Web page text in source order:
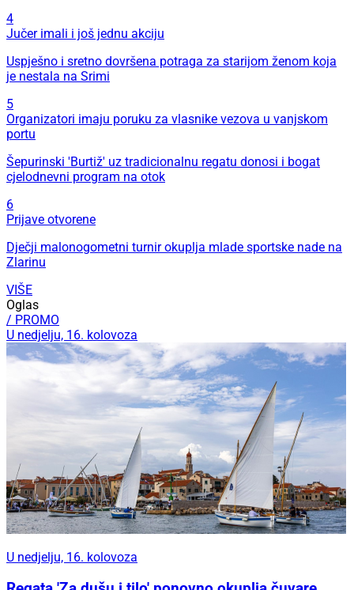
4
Jučer imali i još jednu akciju
Uspješno i sretno dovršena potraga za starijom ženom koja
je nestala na Srimi
5
Organizatori imaju poruku za vlasnike vezova u vanjskom
portu
Šepurinski 'Burtiž' uz tradicionalnu regatu donosi i bogat
cjelodnevni program na otok
6
Prijave otvorene
Dječji malonogometni turnir okuplja mlade sportske nade na
Zlarinu
VIŠE
Oglas
/ PROMO
U nedjelju, 16. kolovoza
U nedjelju, 16. kolovoza